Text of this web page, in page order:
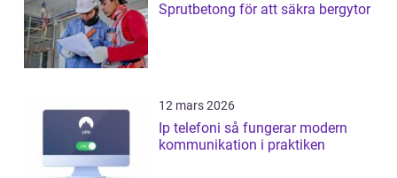
Sprutbetong för att säkra bergytor
12 mars 2026
Ip telefoni så fungerar modern
kommunikation i praktiken